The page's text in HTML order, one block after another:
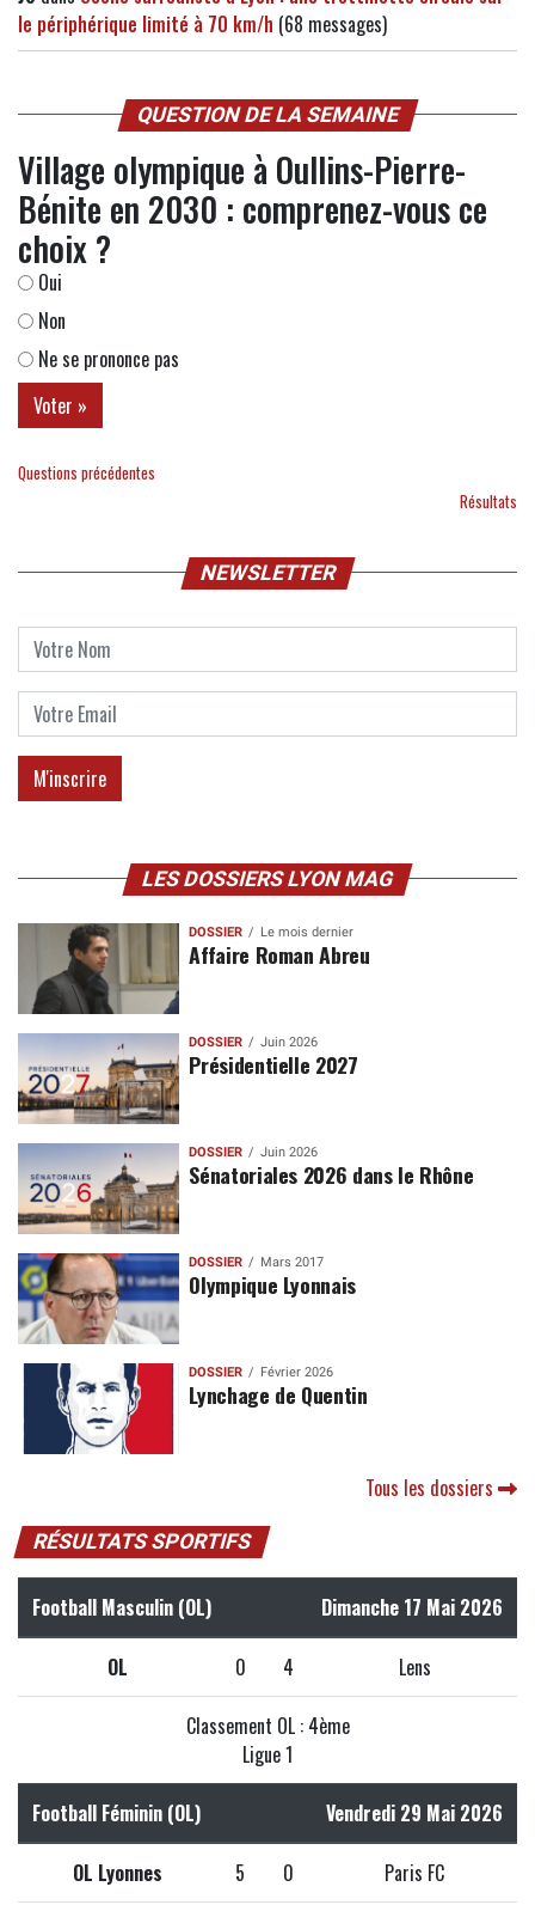
le périphérique limité à 70 km/h (68 messages)
QUESTION DE LA SEMAINE
Village olympique à Oullins-Pierre-
Bénite en 2030 : comprenez-vous ce
choix ?
Oui
Non
Ne se prononce pas
Questions précédentes
Résultats
NEWSLETTER
LES DOSSIERS LYON MAG
DOSSIER Le mois dernier
Affaire Roman Abreu
DOSSIER Juin 2026
Présidentielle 2027
DOSSIER Juin 2026
Sénatoriales 2026 dans le Rhône
DOSSIER Mars 2017
Olympique Lyonnais
DOSSIER Février 2026
Lynchage de Quentin
Tous les dossiers
RÉSULTATS SPORTIFS
Football Masculin (OL) Dimanche 17 Mai 2026
OL 0 4 Lens
Classement OL : 4ème
Ligue 1
Football Féminin (OL) Vendredi 29 Mai 2026
OL Lyonnes 5 0 Paris FC